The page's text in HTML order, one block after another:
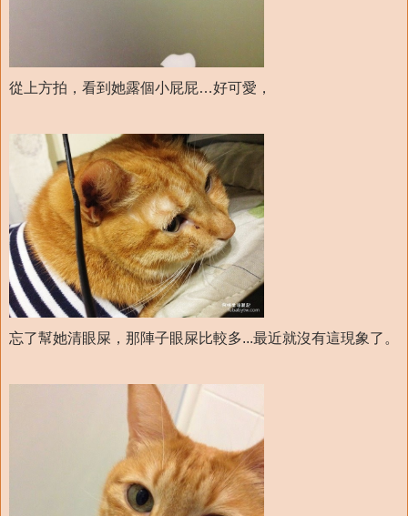
從上方拍，看到她露個小屁屁…好可愛，
忘了幫她清眼屎，那陣子眼屎比較多...最近就沒有這現象了。